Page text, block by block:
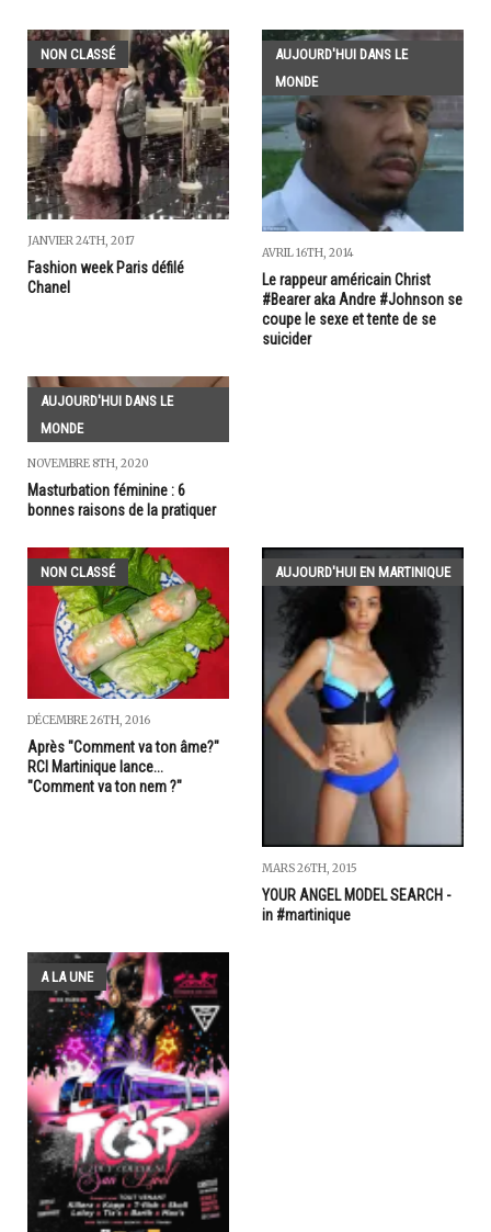
NON CLASSÉ
JANVIER 24TH, 2017
Fashion week Paris défilé
Chanel
AUJOURD'HUI DANS LE
MONDE
AVRIL 16TH, 2014
Le rappeur américain Christ
#Bearer aka Andre #Johnson se
coupe le sexe et tente de se
suicider
AUJOURD'HUI DANS LE
MONDE
NOVEMBRE 8TH, 2020
Masturbation féminine : 6
bonnes raisons de la pratiquer
NON CLASSÉ
DÉCEMBRE 26TH, 2016
Après "Comment va ton âme?"
RCI Martinique lance...
"Comment va ton nem ?"
AUJOURD'HUI EN MARTINIQUE
MARS 26TH, 2015
YOUR ANGEL MODEL SEARCH -
in #martinique
A LA UNE